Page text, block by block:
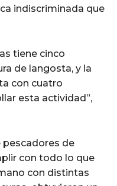
indiscriminada que
tiene cinco
de langosta, y la
con cuatro
esta actividad”,
pescadores de
con todo lo que
con distintas